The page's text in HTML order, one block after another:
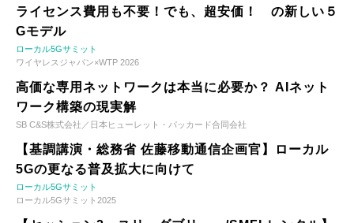
ライセンス費用も不要！でも、超安価！ の新しい５
Gモデル
ローカル5Gサミット
ワイヤレスジャパン×WTP 2026
高価な専用ネットワークは本当に必要か？ AIネット
ワーク構築の現実解
SB C&S株式会社／日本ヒューレット・パッカード合同会社
【基調講演・総務省 佐藤移動通信企画官】ローカル
5Gの更なる普及拡大に向けて
ローカル5Gサミット
ローカル5Gサミット2025